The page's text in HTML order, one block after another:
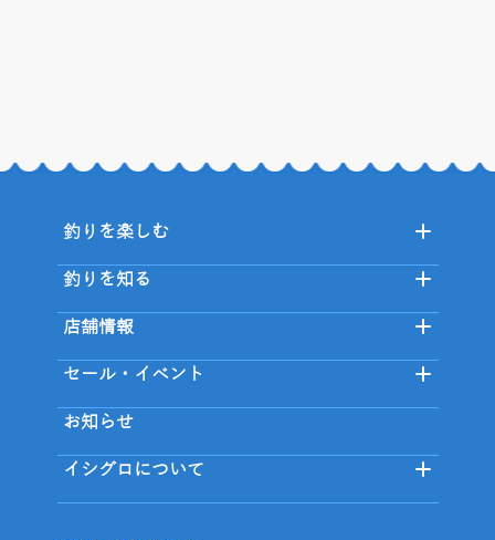
釣りを楽しむ
釣りを知る
店舗情報
セール・イベント
お知らせ
イシグロについて